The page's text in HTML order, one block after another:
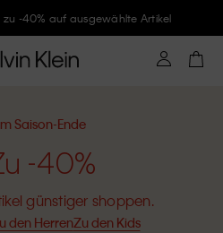
und gönne Dir -10%
Saison-Ende
-40%
günstiger shoppen.
den HerrenZu den Kids